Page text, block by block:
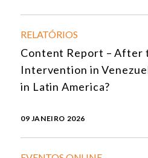
RELATÓRIOS
Content Report – After
Intervention in
in Latin America?
09 JANEIRO 2026